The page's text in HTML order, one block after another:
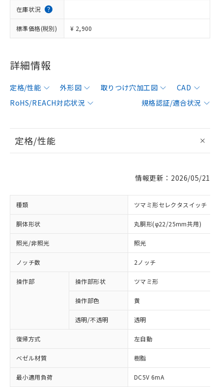
在庫状況
標準価格(税別) ¥ 2,900
詳細情報
定格/性能 外形図 取りつけ穴加工図
CAD
RoHS/REACH対応状況
規格認証/適合状況
定格/性能
情報更新：2026/05/21
種類 ツマミ形セレクタスイッチ
胴体形状 丸胴形(φ22/25mm共用)
照光/非照光 照光
ノッチ数 2ノッチ
操作部 操作部形状 ツマミ形
操作部色 黄
透明/不透明 透明
復帰方式 左自動
ベゼル材質 樹脂
最小適用負荷 DC5V 6mA